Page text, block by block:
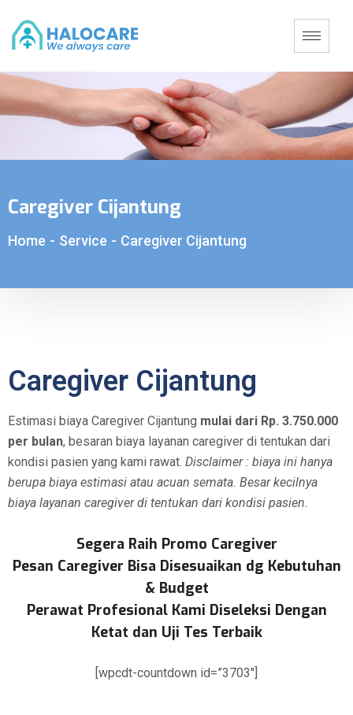
Caregiver Cijantung
Home - Service - Caregiver Cijantung
Caregiver Cijantung
Estimasi biaya Caregiver Cijantung mulai dari Rp. 3.750.000
per bulan, besaran biaya layanan caregiver di tentukan dari
kondisi pasien yang kami rawat. Disclaimer : biaya ini hanya
berupa biaya estimasi atau acuan semata. Besar kecilnya
biaya layanan caregiver di tentukan dari kondisi pasien.
Segera Raih Promo Caregiver
Pesan Caregiver Bisa Disesuaikan dg Kebutuhan
& Budget
Perawat Profesional Kami Diseleksi Dengan
Ketat dan Uji Tes Terbaik
[wpcdt-countdown id=”3703″]